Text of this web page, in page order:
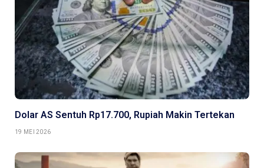
Dolar AS Sentuh Rp17.700, Rupiah Makin Tertekan
19 MEI 2026